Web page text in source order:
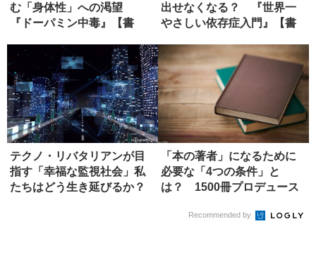
む「身体性」への渇望
『ドーパミン中毒』【書
出せなくなる？ 『世界一
やさしい依存症入門』【書
テクノ・リバタリアンが目
指す「幸福な監視社会」私
たちはどう生き延びるか？
「本の著者」になるために
必要な「4つの条件」と
は？ 1500冊プロデュース
Recommended by